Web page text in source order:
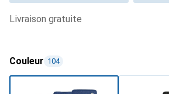
livraison gratuite
Couleur 104